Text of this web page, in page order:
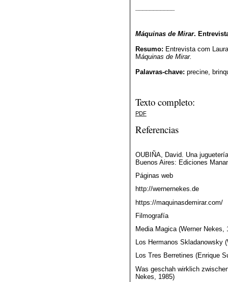
Máquinas de Mirar.
Resumo: Entrevista com
Máquinas de Mirar.
Palavras-chave: precine,
Texto completo:
PDF
Referencias
OUBIÑA, David. Una
Buenos Aires: Ediciones
Páginas web
http://wernernekes.de
https://maquinasdemirar.com/
Filmografía
Media Magica (Werner Nekes,
Los Hermanos Skladanowsky
Los Tres Berretines (Enrique
Was geschah wirklich
Nekes, 1985)